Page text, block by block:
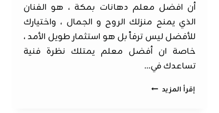
أن افضل معلم دهانات بمكة ، هو الفنان
الذي يمنح منزلك الروح و الجمال ، واختيارك
للأفضل ليس ترفاً بل هو استثمار طويل الأمد ،
خاصة ان أفضل معلم يمتلك نظرة فنية
تساعدك في…
إقرأ المزيد افضل